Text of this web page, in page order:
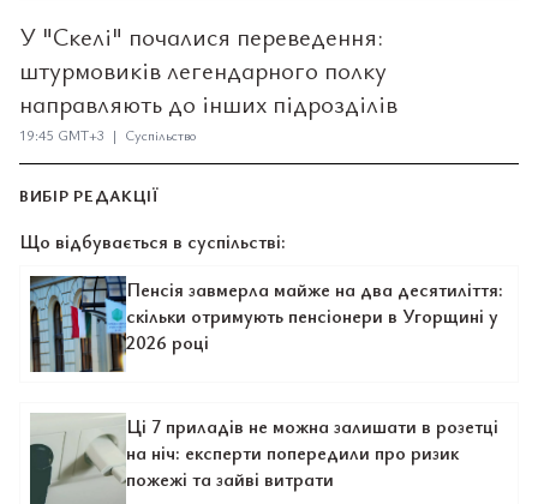
У "Скелі" почалися переведення:
штурмовиків легендарного полку
направляють до інших підрозділів
19:45 GMT+3 | Суспільство
ВИБІР РЕДАКЦІЇ
Що відбувається в суспільстві:
Пенсія завмерла майже на два десятиліття:
скільки отримують пенсіонери в Угорщині у
2026 році
Ці 7 приладів не можна залишати в розетці
на ніч: експерти попередили про ризик
пожежі та зайві витрати